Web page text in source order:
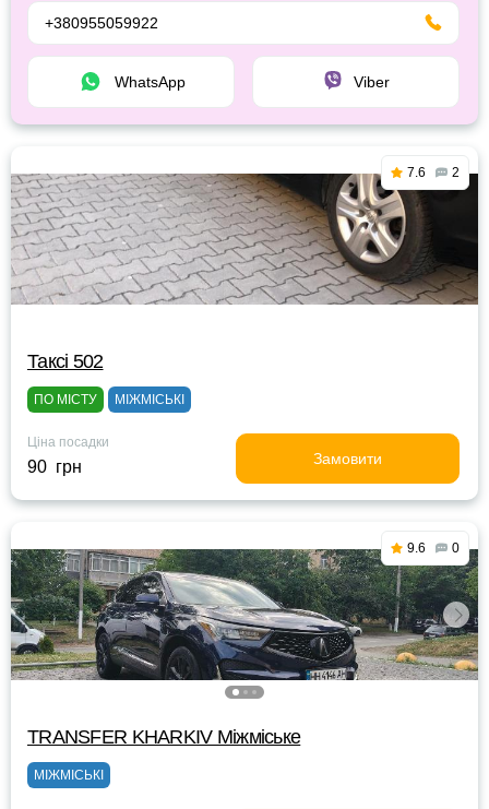
+380955059922
WhatsApp Viber
7.6 2
Таксі 502
ПО МІСТУ МІЖМІСЬКІ
Ціна посадки
90 грн Замовити
9.6 0
TRANSFER KHARKIV Міжміське
МІЖМІСЬКІ